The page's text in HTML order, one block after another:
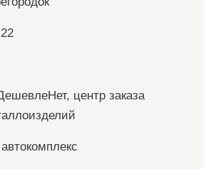
центр заказа